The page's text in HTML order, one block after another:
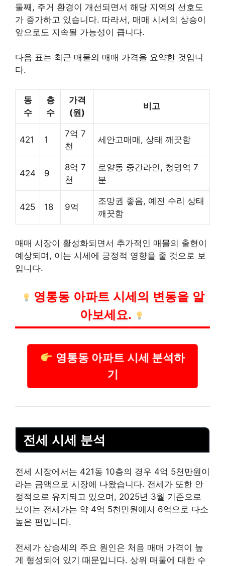
둘째, 주거 환경이 개선되면서 해당 지역의 선호도
가 증가하고 있습니다. 따라서, 매매 시세의 상승이
앞으로도 지속될 가능성이 큽니다.
다음 표는 최근 매물의 매매 가격을 요약한 것입니
다.
동
수
층
수
가격
(원)
비고
421 1
7억 7
천
세안고매매, 상태 깨끗함
424 9
8억 7
천
로얄동 중간라인, 청명역 7
분
425 18 9억
조망권 좋음, 예전 수리 상태
깨끗함
매매 시장이 활성화되면서 추가적인 매물의 출현이
예상되며, 이는 시세에 긍정적 영향을 줄 것으로 보
입니다.
영통동 아파트 시세의 변동을 알
아보세요.
영통동 아파트 시세 분석하
기
전세 시세 분석
전세 시장에서는 421동 10층의 경우 4억 5천만원이
라는 금액으로 시장에 나왔습니다. 전세가 또한 안
정적으로 유지되고 있으며, 2025년 3월 기준으로
보이는 전세가는 약 4억 5천만원에서 6억으로 다소
높은 편입니다.
전세가 상승세의 주요 원인은 처음 매매 가격이 높
게 형성되어 있기 때문입니다. 상위 매물에 대한 수